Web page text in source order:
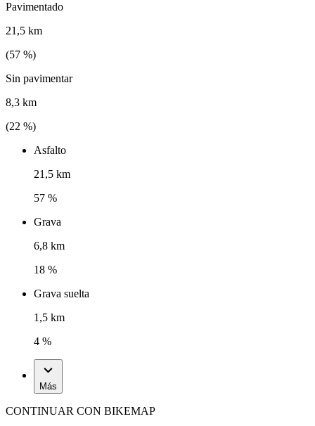
Pavimentado
21,5 km
(57 %)
Sin pavimentar
8,3 km
(22 %)
Asfalto
21,5 km
57 %
Grava
6,8 km
18 %
Grava suelta
1,5 km
4 %
Más
CONTINUAR CON BIKEMAP